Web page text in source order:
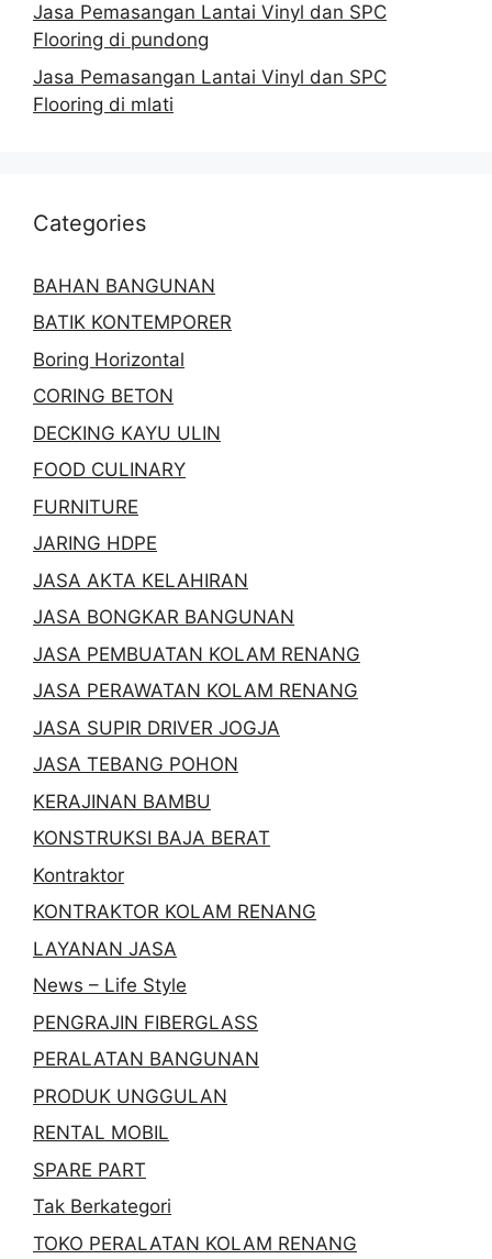
Jasa Pemasangan Lantai Vinyl dan SPC
Flooring di pundong
Jasa Pemasangan Lantai Vinyl dan SPC
Flooring di mlati
Categories
BAHAN BANGUNAN
BATIK KONTEMPORER
Boring Horizontal
CORING BETON
DECKING KAYU ULIN
FOOD CULINARY
FURNITURE
JARING HDPE
JASA AKTA KELAHIRAN
JASA BONGKAR BANGUNAN
JASA PEMBUATAN KOLAM RENANG
JASA PERAWATAN KOLAM RENANG
JASA SUPIR DRIVER JOGJA
JASA TEBANG POHON
KERAJINAN BAMBU
KONSTRUKSI BAJA BERAT
Kontraktor
KONTRAKTOR KOLAM RENANG
LAYANAN JASA
News – Life Style
PENGRAJIN FIBERGLASS
PERALATAN BANGUNAN
PRODUK UNGGULAN
RENTAL MOBIL
SPARE PART
Tak Berkategori
TOKO PERALATAN KOLAM RENANG